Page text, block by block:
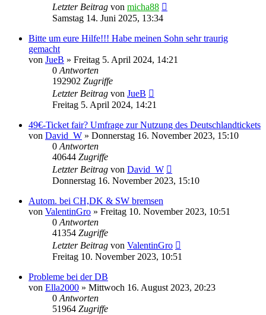
Letzter Beitrag von micha88
Samstag 14. Juni 2025, 13:34
Bitte um eure Hilfe!!! Habe meinen Sohn sehr traurig
gemacht
von JueB » Freitag 5. April 2024, 14:21
0 Antworten
192902 Zugriffe
Letzter Beitrag von JueB
Freitag 5. April 2024, 14:21
49€-Ticket fair? Umfrage zur Nutzung des Deutschlandtickets
von David_W » Donnerstag 16. November 2023, 15:10
0 Antworten
40644 Zugriffe
Letzter Beitrag von David_W
Donnerstag 16. November 2023, 15:10
Autom. bei CH,DK & SW bremsen
von ValentinGro » Freitag 10. November 2023, 10:51
0 Antworten
41354 Zugriffe
Letzter Beitrag von ValentinGro
Freitag 10. November 2023, 10:51
Probleme bei der DB
von Ella2000 » Mittwoch 16. August 2023, 20:23
0 Antworten
51964 Zugriffe